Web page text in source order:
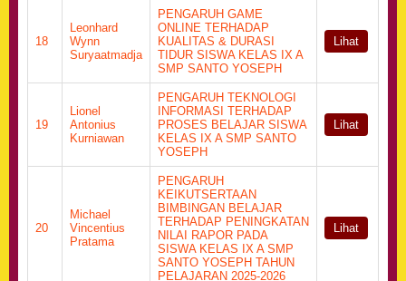
18
Leonhard
Wynn
Suryaatmadja
PENGARUH GAME
ONLINE TERHADAP
KUALITAS & DURASI
TIDUR SISWA KELAS IX A
SMP SANTO YOSEPH
Lihat
19
Lionel
Antonius
Kurniawan
PENGARUH TEKNOLOGI
INFORMASI TERHADAP
PROSES BELAJAR SISWA
KELAS IX A SMP SANTO
YOSEPH
Lihat
20
Michael
Vincentius
Pratama
PENGARUH
KEIKUTSERTAAN
BIMBINGAN BELAJAR
TERHADAP PENINGKATAN
NILAI RAPOR PADA
SISWA KELAS IX A SMP
SANTO YOSEPH TAHUN
PELAJARAN 2025-2026
Lihat